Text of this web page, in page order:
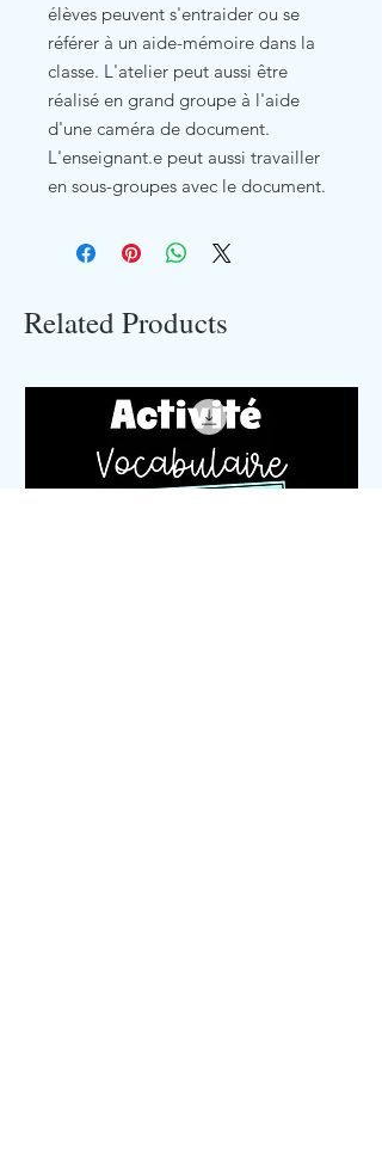
élèves peuvent s'entraider ou se
référer à un aide-mémoire dans la
classe. L'atelier peut aussi être
réalisé en grand groupe à l'aide
d'une caméra de document.
L'enseignant.e peut aussi travailler
en sous-groupes avec le document.
Related Products